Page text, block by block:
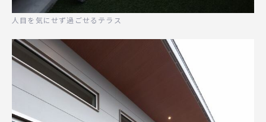
人目を気にせず過ごせるテラス